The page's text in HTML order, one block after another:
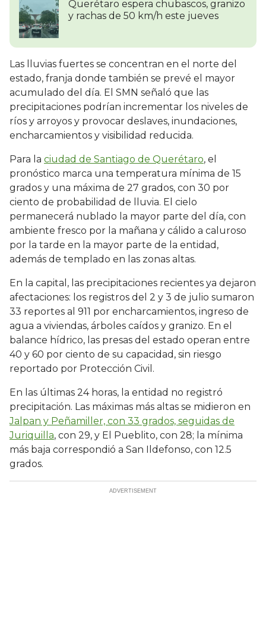
Querétaro espera chubascos, granizo
y rachas de 50 km/h este jueves
Las lluvias fuertes se concentran en el norte del
estado, franja donde también se prevé el mayor
acumulado del día. El SMN señaló que las
precipitaciones podrían incrementar los niveles de
ríos y arroyos y provocar deslaves, inundaciones,
encharcamientos y visibilidad reducida.
Para la ciudad de Santiago de Querétaro, el
pronóstico marca una temperatura mínima de 15
grados y una máxima de 27 grados, con 30 por
ciento de probabilidad de lluvia. El cielo
permanecerá nublado la mayor parte del día, con
ambiente fresco por la mañana y cálido a caluroso
por la tarde en la mayor parte de la entidad,
además de templado en las zonas altas.
En la capital, las precipitaciones recientes ya dejaron
afectaciones: los registros del 2 y 3 de julio sumaron
33 reportes al 911 por encharcamientos, ingreso de
agua a viviendas, árboles caídos y granizo. En el
balance hídrico, las presas del estado operan entre
40 y 60 por ciento de su capacidad, sin riesgo
reportado por Protección Civil.
En las últimas 24 horas, la entidad no registró
precipitación. Las máximas más altas se midieron en
Jalpan y Peñamiller, con 33 grados, seguidas de
Juriquilla, con 29, y El Pueblito, con 28; la mínima
más baja correspondió a San Ildefonso, con 12.5
grados.